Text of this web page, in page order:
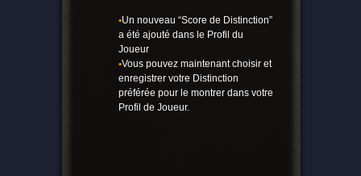
•Un nouveau “Score de Distinction”
a été ajouté dans le Profil du
Joueur
•Vous pouvez maintenant choisir et
enregistrer votre Distinction
préférée pour le montrer dans votre
Profil de Joueur.